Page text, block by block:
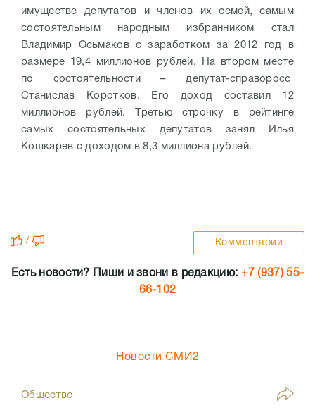
имуществе депутатов и членов их семей, самым
состоятельным народным избранником стал
Владимир Осьмаков с заработком за 2012 год в
размере 19,4 миллионов рублей. На втором месте
по состоятельности – депутат-справоросс
Станислав Коротков. Его доход составил 12
миллионов рублей. Третью строчку в рейтинге
самых состоятельных депутатов занял Илья
Кошкарев с доходом в 8,3 миллиона рублей.
/ Комментарии
Есть новости? Пиши и звони в редакцию: +7 (937) 55-
66-102
Новости СМИ2
Общество